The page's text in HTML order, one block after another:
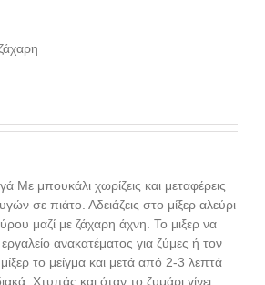
Με μπουκάλι χωρίζεις και μεταφέρεις
σε πιάτο. Αδειάζεις στο μίξερ αλεύρι
μαζί με ζάχαρη άχνη. Το μιξερ να
ανακατέματος για ζύμες ή τον
το μείγμα και μετά από 2-3 λεπτά
Χτυπάς και όταν το ζυμάρι γίνει